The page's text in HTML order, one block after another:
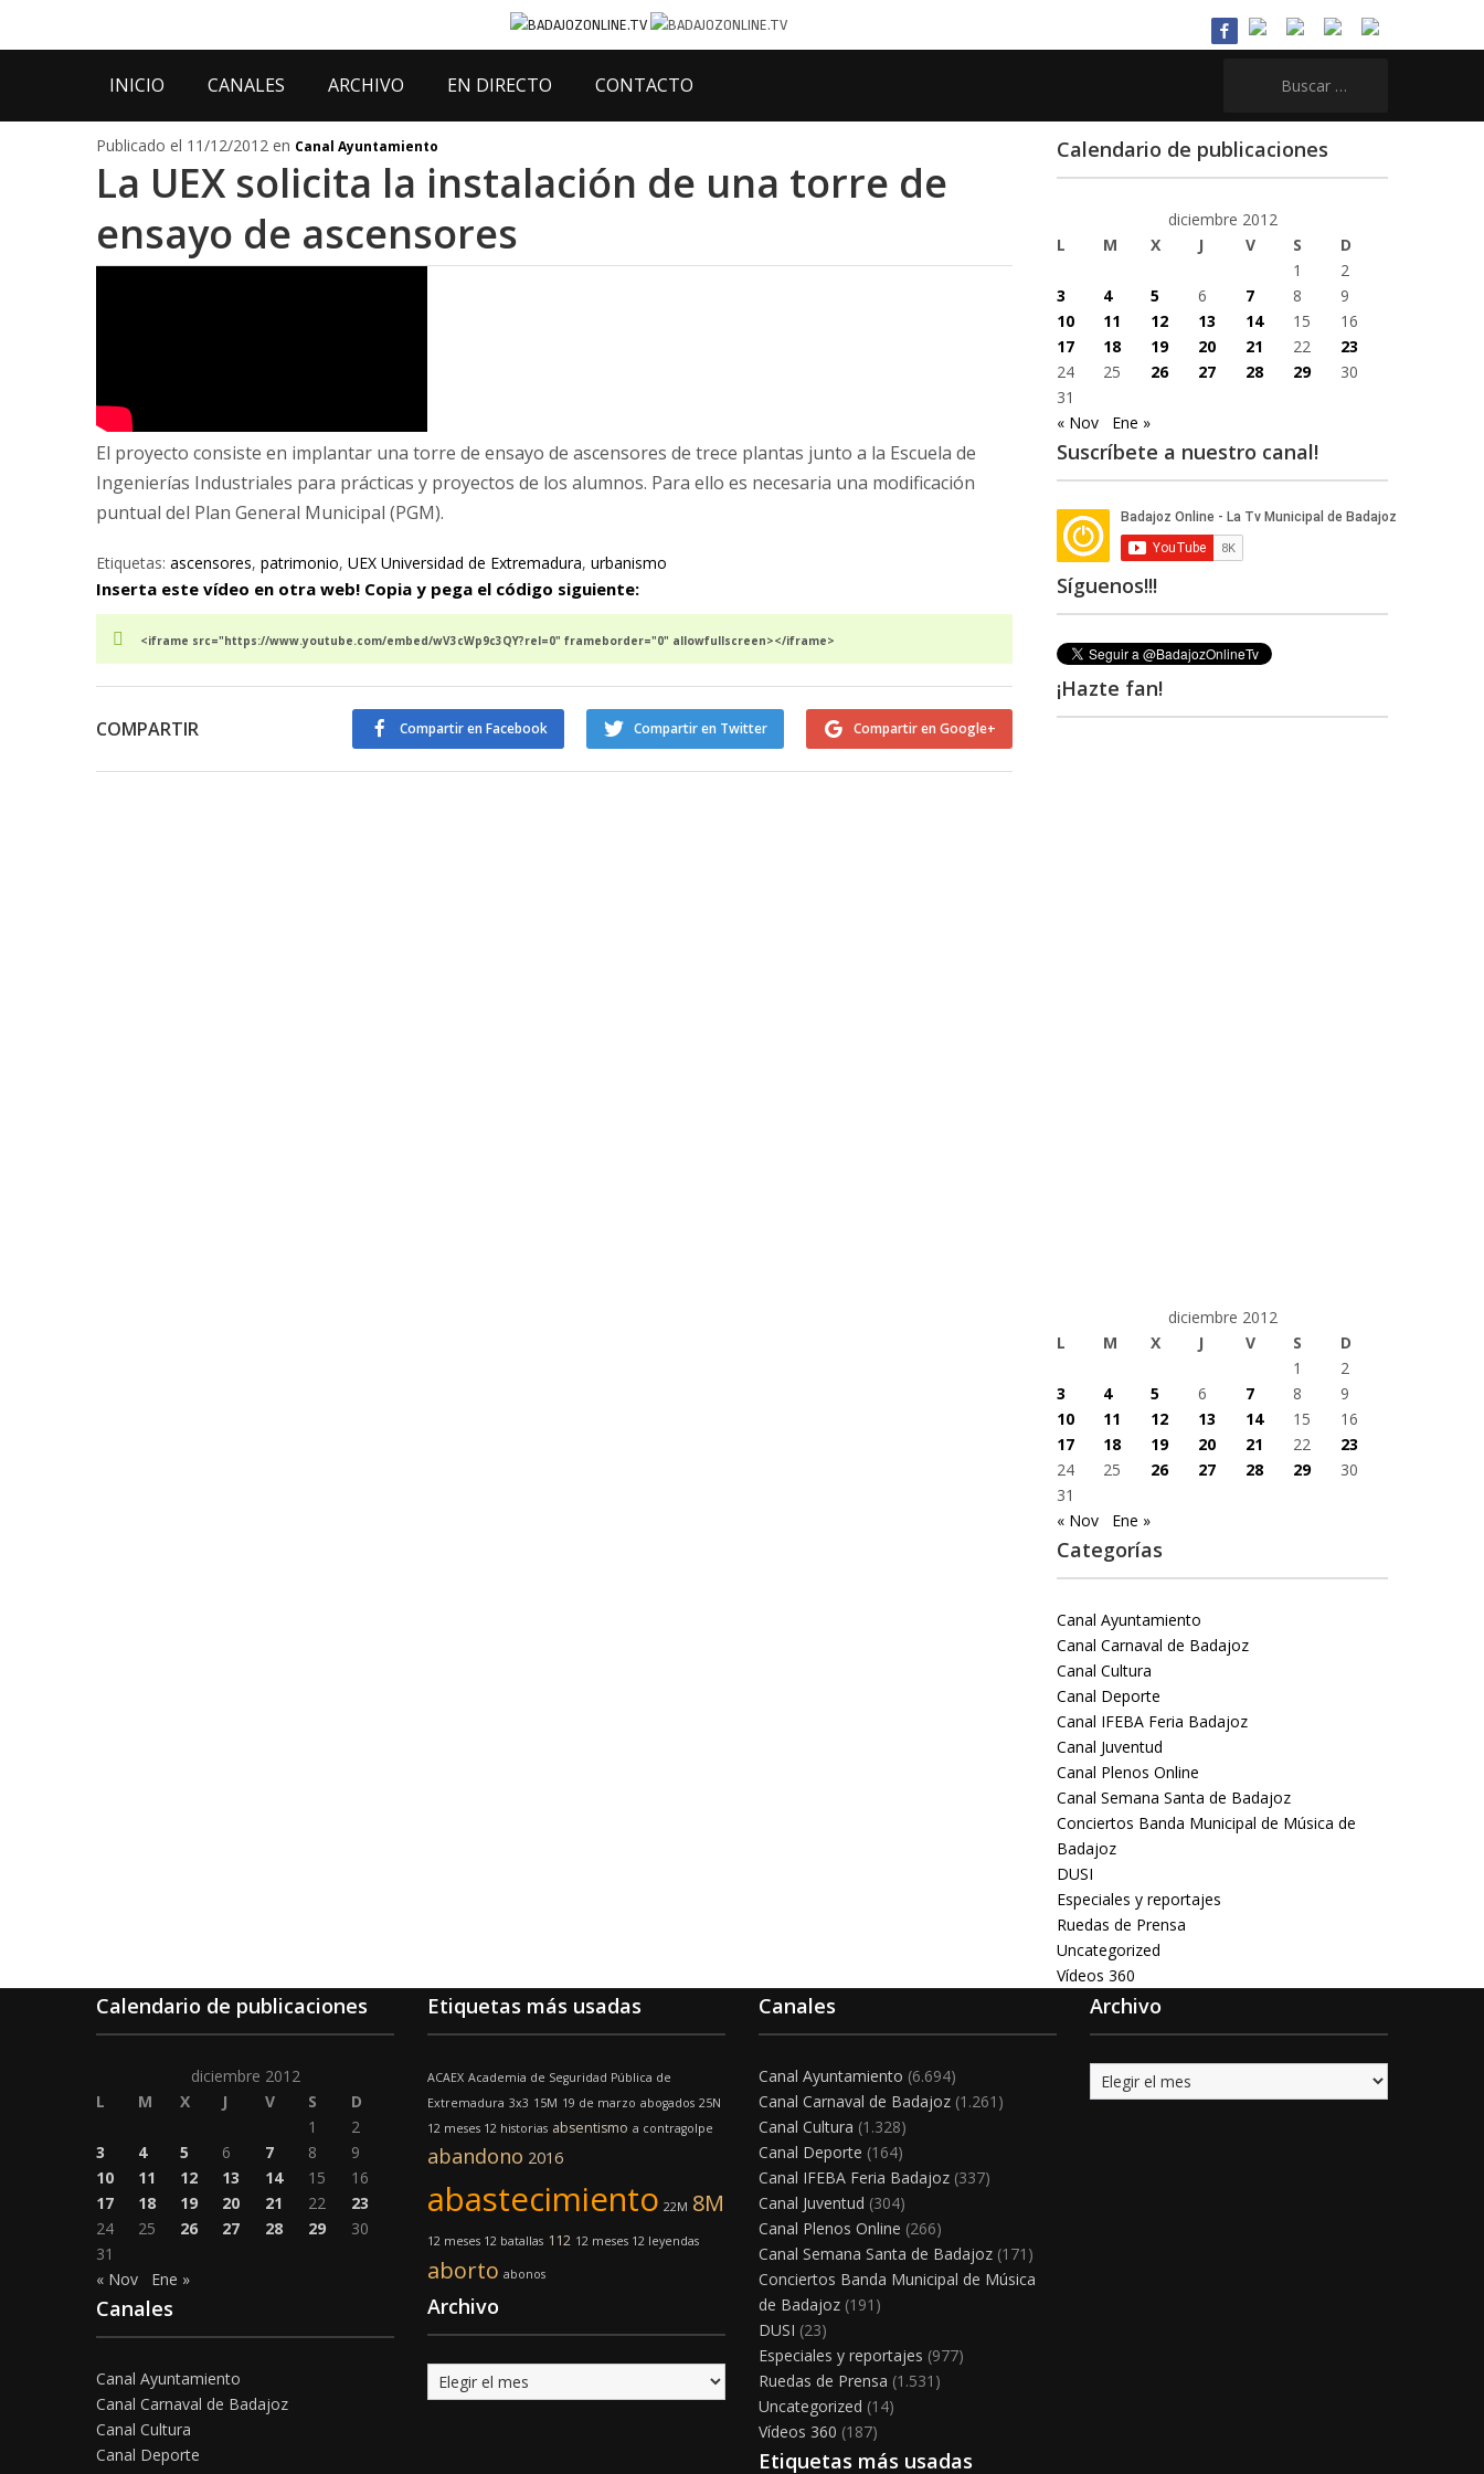
INICIO CANALES ARCHIVO EN DIRECTO CONTACTO
Publicado el 11/12/2012 en Canal Ayuntamiento
La UEX solicita la instalación de una torre de
ensayo de ascensores
El proyecto consiste en implantar una torre de ensayo de ascensores de trece plantas junto a la Escuela de
Ingenierías Industriales para prácticas y proyectos de los alumnos. Para ello es necesaria una modificación
puntual del Plan General Municipal (PGM).
Etiquetas: ascensores, patrimonio, UEX Universidad de Extremadura, urbanismo
Inserta este vídeo en otra web! Copia y pega el código siguiente:
<iframe src="https://www.youtube.com/embed/wV3cWp9c3QY?rel=0" frameborder="0" allowfullscreen></iframe>
COMPARTIR Compartir en Google+
Compartir en Twitter
Compartir en Facebook
Calendario de publicaciones
diciembre 2012
L
M X J V S
D
1
2
3
4 5 6 7 8
9
10
11 12 13 14 15
16
17
18 19 20 21 22
23
24
25 26 27 28 29
30
31
« Nov
Ene »
Suscríbete a nuestro canal!
Síguenos!!!
¡Hazte fan!
diciembre 2012
L
M X J V S
D
1
2
3
4 5 6 7 8
9
10
11 12 13 14 15
16
17
18 19 20 21 22
23
24
25 26 27 28 29
30
31
« Nov
Ene »
Categorías
Canal Ayuntamiento
Canal Carnaval de Badajoz
Canal Cultura
Canal Deporte
Canal IFEBA Feria Badajoz
Canal Juventud
Canal Plenos Online
Canal Semana Santa de Badajoz
Conciertos Banda Municipal de Música de
Badajoz
DUSI
Especiales y reportajes
Ruedas de Prensa
Uncategorized
Vídeos 360
Calendario de publicaciones
diciembre 2012
L
M X J V S
D
1
2
3
4 5 6 7 8
9
10
11 12 13 14 15
16
17
18 19 20 21 22
23
24
25 26 27 28 29
30
31
« Nov
Ene »
Canales
Canal Ayuntamiento
Canal Carnaval de Badajoz
Canal Cultura
Canal Deporte
Etiquetas más usadas
ACAEX Academia de Seguridad Pública de
Extremadura 3x3 15M 19 de marzo abogados 25N
12 meses 12 historias absentismo a contragolpe
abandono 2016
abastecimiento 22M 8M
12 meses 12 batallas 112 12 meses 12 leyendas
aborto abonos
Archivo
Archivo
Canales
Canal Ayuntamiento (6.694)
Canal Carnaval de Badajoz (1.261)
Canal Cultura (1.328)
Canal Deporte (164)
Canal IFEBA Feria Badajoz (337)
Canal Juventud (304)
Canal Plenos Online (266)
Canal Semana Santa de Badajoz (171)
Conciertos Banda Municipal de Música
de Badajoz (191)
DUSI (23)
Especiales y reportajes (977)
Ruedas de Prensa (1.531)
Uncategorized (14)
Vídeos 360 (187)
Etiquetas más usadas
Archivo
Archivo